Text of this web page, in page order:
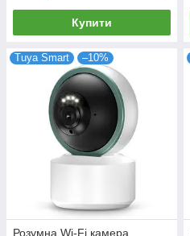
Купити
Tuya Smart –10%
Розумна Wi-Fi камера